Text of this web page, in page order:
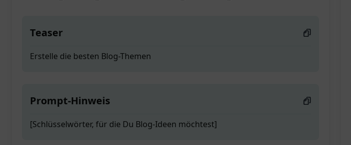
Teaser
Erstelle die besten Blog-Themen
Prompt-Hinweis
[Schlüsselwörter, für die Du Blog-Ideen möchtest]